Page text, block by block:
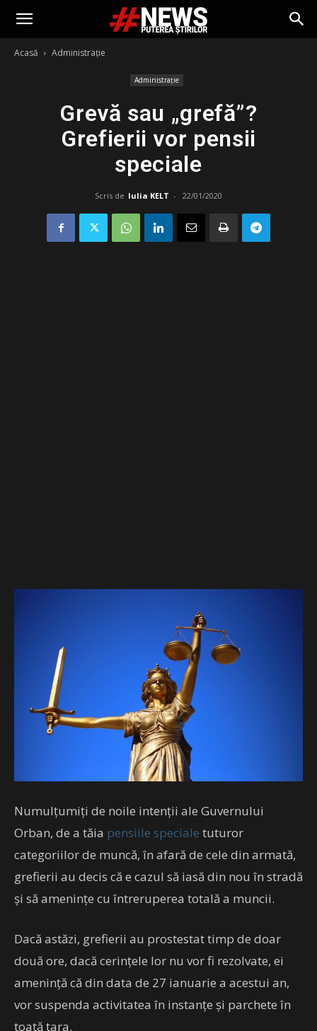
Acasă Administrație
Administrație
Grevă sau „grefă”?
Grefierii vor pensii
speciale
Scris de Iulia KELT - 22/01/2020
Numulțumiți de noile intenții ale Guvernului
Orban, de a tăia pensiile speciale tuturor
categoriilor de muncă, în afară de cele din armată,
grefierii au decis că e cazul să iasă din nou în stradă
și să amenințe cu întreruperea totală a muncii.
Dacă astăzi, grefierii au prostestat timp de doar
două ore, dacă cerințele lor nu vor fi rezolvate, ei
amenință că din data de 27 ianuarie a acestui an,
vor suspenda activitatea în instanțe și parchete în
toată țara.